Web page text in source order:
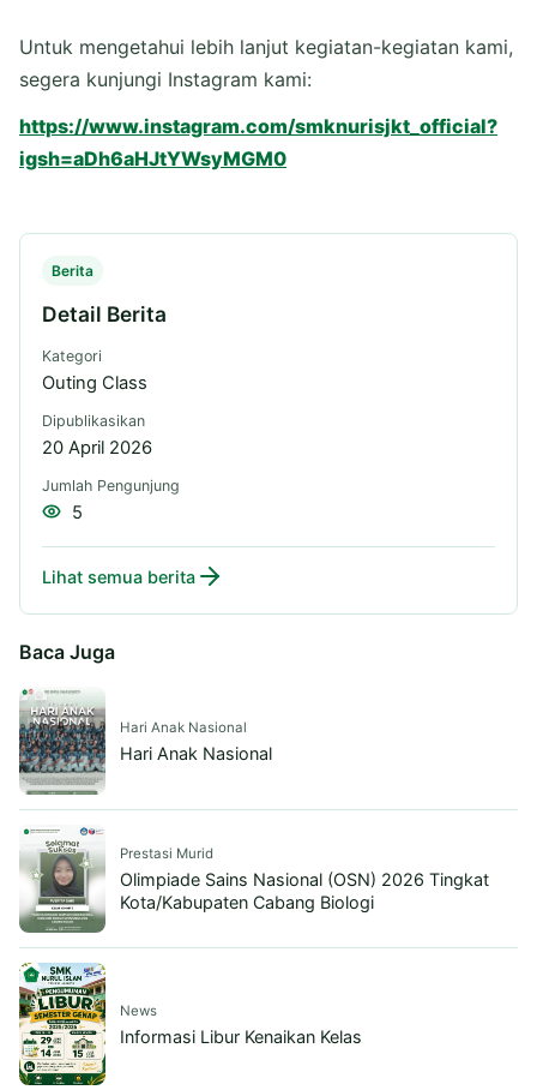
Untuk mengetahui lebih lanjut kegiatan-kegiatan kami,
segera kunjungi Instagram kami:
https://www.instagram.com/smknurisjkt_official?
igsh=aDh6aHJtYWsyMGM0
Berita
Detail Berita
Kategori
Outing Class
Dipublikasikan
20 April 2026
Jumlah Pengunjung
5
Lihat semua berita
Baca Juga
Hari Anak Nasional
Hari Anak Nasional
Prestasi Murid
Olimpiade Sains Nasional (OSN) 2026 Tingkat
Kota/Kabupaten Cabang Biologi
News
Informasi Libur Kenaikan Kelas